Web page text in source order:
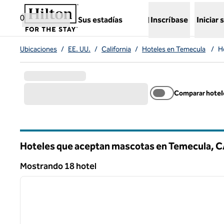
Saltar a contenido
0
Sus estadías
,abre una nueva pestaña
Inscríbase Iniciar
Ubicaciones / EE. UU. / California / Hoteles en Temecula /
Comparar
Hoteles que aceptan mascotas en Temecula,
Mostrando 18 hotel
Mostrando 18 hotel
1 de 12